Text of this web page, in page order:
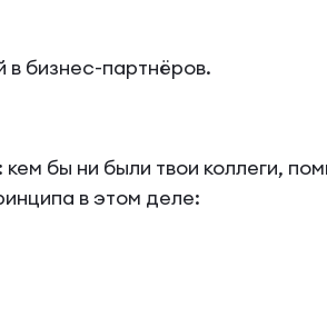
бизнес-партнёров.
бы ни были твои коллеги,
в этом деле: